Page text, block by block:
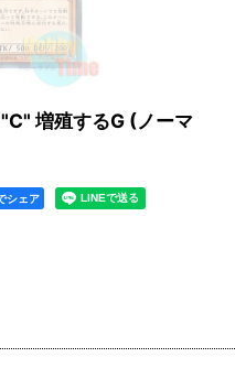
増殖するG (ノーマ
シェア